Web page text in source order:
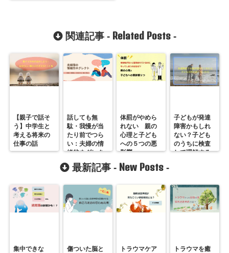
関連記事 - Related Posts-
【親子で話そ
う】中学生と
考える将来の
仕事の話
話しても無
駄・我慢が当
たり前でつら
い：夫婦の情
緒的ネグレク
トとは？
体罰がやめら
れない 親の
心理と子ども
への５つの悪
影響
子どもが発達
障害かもしれ
ない？子ども
のうちに検査
して理解する
最新記事 - New Posts -
集中できな
傷ついた脳と
トラウマケア
トラウマを癒